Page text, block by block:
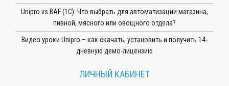
Unipro vs BAF (1С): Что выбрать для автоматизации магазина,
пивной, мясного или овощного отдела?
Видео уроки Unipro – как скачать, установить и получить 14-
дневную демо-лицензию
ЛИЧНЫЙ КАБИНЕТ